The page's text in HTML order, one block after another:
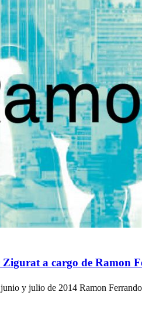
Zigurat a cargo de Ramon
y julio de 2014 Ramon